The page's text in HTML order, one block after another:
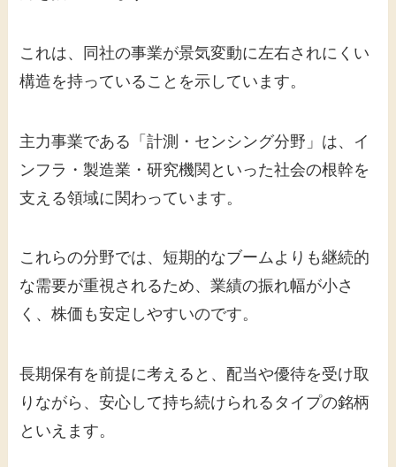
これは、同社の事業が景気変動に左右されにくい
構造を持っていることを示しています。
主力事業である「計測・センシング分野」は、イ
ンフラ・製造業・研究機関といった社会の根幹を
支える領域に関わっています。
これらの分野では、短期的なブームよりも継続的
な需要が重視されるため、業績の振れ幅が小さ
く、株価も安定しやすいのです。
長期保有を前提に考えると、配当や優待を受け取
りながら、安心して持ち続けられるタイプの銘柄
といえます。